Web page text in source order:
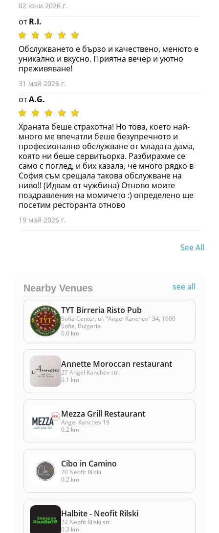
02 юни 2026 г.
отR.I.
Обслужването е бързо и качествено, менюто е
уникално и вкусно. Приятна вечер и уютно
преживяване!
31 май 2026 г.
отA.G.
Храната беше страхотна! Но това, което най-
много ме впечатли беше безупречното и
професионално обслужване от младата дама,
която ни беше сервитьорка. Разбирахме се
само с поглед, и бих казала, че много рядко в
София съм срещала такова обслужване на
ниво!! (Идвам от чужбина) Отново моите
поздравления на момичето :) определено ще
посетим ресторанта отново
19 май 2026 г.
See All
Nearby Venues see all
TYT Birreria Risto Pub
Sofia Center, ul. "Angel Kanchev" 34, 1000
Sofia, Bulgaria
0.0 km
Annette Moroccan restaurant
27 Angel Kanchev str.
0.1 km
Mezza Grill Restaurant
Angel Kanchev 19
0.2 km
Cibo in Camino
70 Neofit Rilski
0.2 km
Halbite - Neofit Rilski
72 Neofit Rilski str.
0.3 km